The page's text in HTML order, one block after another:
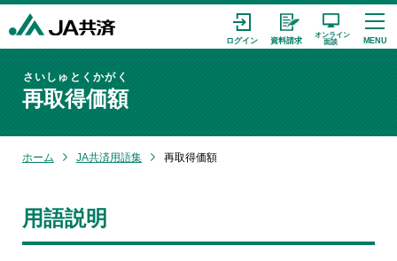
再取得価額
さいしゅとくかがく
ホーム JA共済用語集 再取得価額
用語説明